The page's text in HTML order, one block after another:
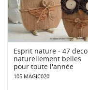
Esprit nature - 47 deco
naturellement belles
pour toute l'année
105 MAGIC020